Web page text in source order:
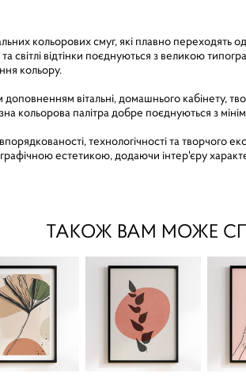
кольорових смуг, які плавно переходять
та світлі відтінки поєднуються з великою
кольору.
вітальні, домашнього кабінету,
кольорова палітра добре поєднуються з
технологічності та
естетикою, додаючи інтер'єру
ТАКОЖ ВАМ МОЖЕ